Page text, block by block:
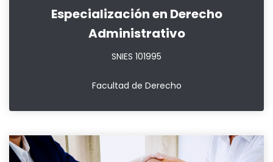
Especialización en Derecho
Administrativo
SNIES 101995
Facultad de Derecho